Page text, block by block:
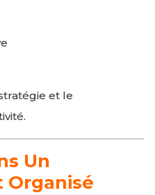
et le
Un
Organisé